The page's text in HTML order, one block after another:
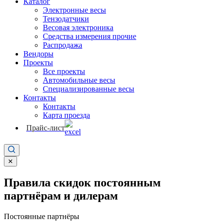
Электронные весы
Тензодатчики
Весовая электроника
Средства измерения прочие
Распродажа
Вендоры
Проекты
Все проекты
Автомобильные весы
Специализированные весы
Контакты
Контакты
Карта проезда
Прайс-лист
✕
Правила скидок постоянным
партнёрам и дилерам
Постоянные партнёры